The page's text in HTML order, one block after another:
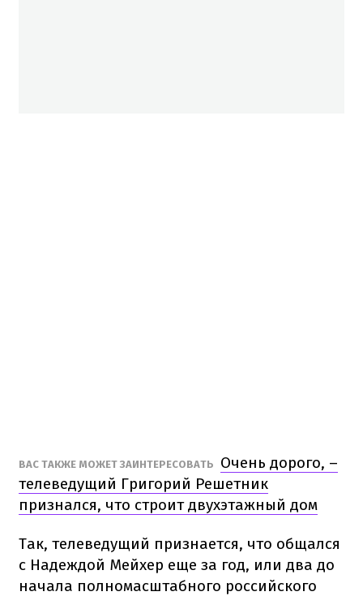
ВАС ТАКЖЕ МОЖЕТ ЗАИНТЕРЕСОВАТЬ
Очень дорого, –
телеведущий Григорий Решетник
признался, что строит двухэтажный дом
Так, телеведущий признается, что общался
с Надеждой Мейхер еще за год, или два до
начала полномасштабного российского